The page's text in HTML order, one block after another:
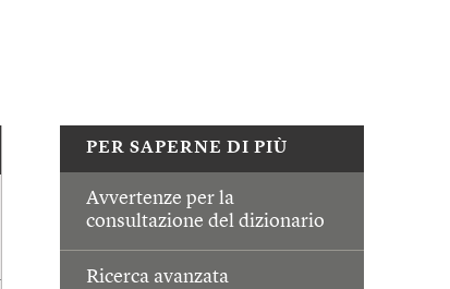
PER SAPERNE DI PIÙ
Avvertenze per la
consultazione del dizionario
Ricerca avanzata